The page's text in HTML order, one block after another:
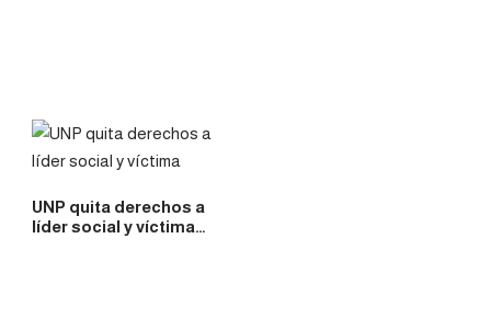
UNP quita derechos a
líder social y víctima…